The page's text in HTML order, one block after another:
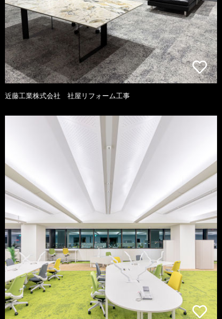
近藤工業株式会社 社屋リフォーム工事